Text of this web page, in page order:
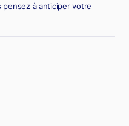
pensez à anticiper votre